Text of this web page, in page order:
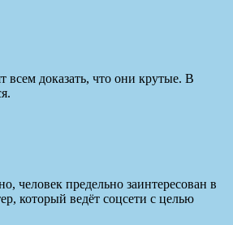
доказать, что они крутые. В
человек предельно заинтересован в
который ведёт соцсети с целью